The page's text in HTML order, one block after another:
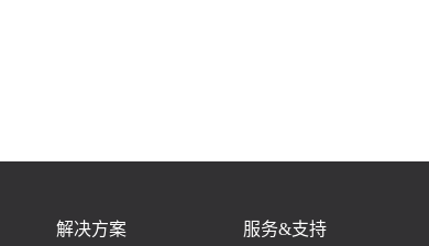
解决方案 服务&支持